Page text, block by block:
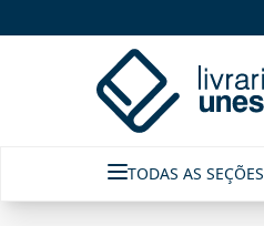
TODAS AS SEÇÕES